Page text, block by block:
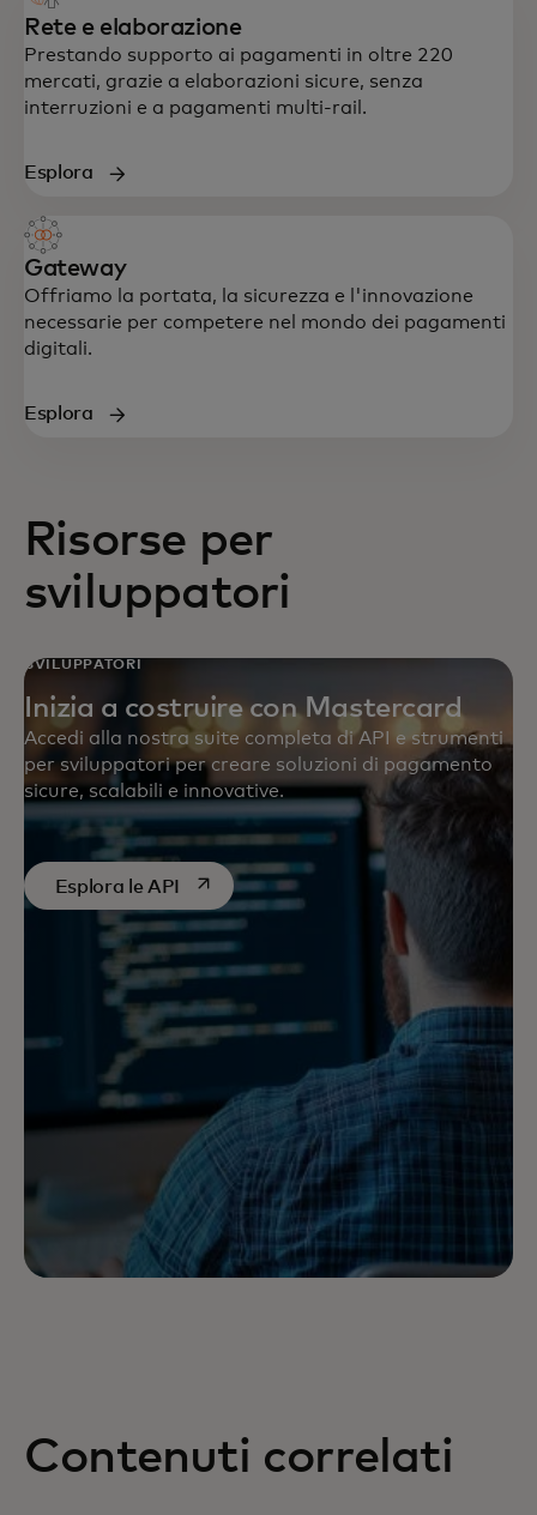
Rete e elaborazione
Prestando supporto ai pagamenti in oltre 220
mercati, grazie a elaborazioni sicure, senza
interruzioni e a pagamenti multi-rail.
Esplora
Gateway
Offriamo la portata, la sicurezza e l'innovazione
necessarie per competere nel mondo dei pagamenti
digitali.
Esplora
Risorse per
sviluppatori
SVILUPPATORI
Inizia a costruire con Mastercard
Accedi alla nostra suite completa di API e strumenti
per sviluppatori per creare soluzioni di pagamento
sicure, scalabili e innovative.
Esplora le API si apre in una nuova scheda
Contenuti correlati